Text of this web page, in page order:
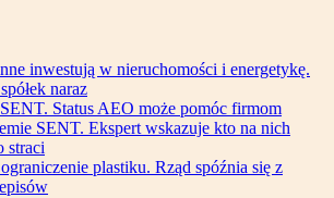
inwestują w nieruchomości i energetykę.
naraz
SENT. Status AEO może pomóc firmom
SENT. Ekspert wskazuje kto na nich
straci
plastiku. Rząd spóźnia się z